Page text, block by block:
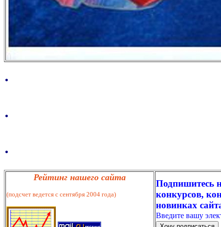
.
.
.
Рейтинг нашего сайта
(подсчет ведется с сентября 2004 года)
Подпишитесь
конкурсов,
новинках
Введите вашу